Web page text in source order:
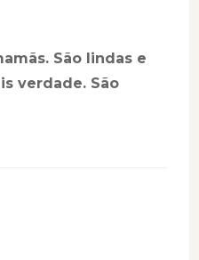
São lindas e
verdade. São